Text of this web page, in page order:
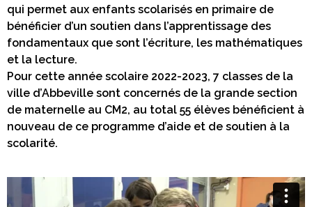
qui permet aux enfants scolarisés en primaire de
bénéficier d’un soutien dans l’apprentissage des
fondamentaux que sont l’écriture, les mathématiques
et la lecture.
Pour cette année scolaire 2022-2023, 7 classes de la
ville d’Abbeville sont concernés de la grande section
de maternelle au CM2, au total 55 élèves bénéficient à
nouveau de ce programme d’aide et de soutien à la
scolarité.